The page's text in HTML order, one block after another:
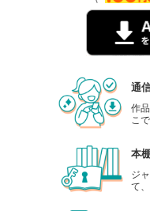
通
作
こ
本
ジ
て